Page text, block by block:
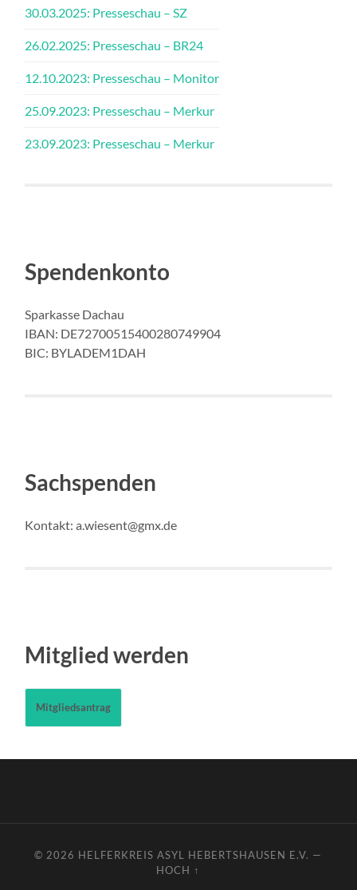
30.03.2025: Presseschau – SZ
26.02.2025: Presseschau – BR24
12.10.2023: Presseschau – Monitor
25.09.2023: Presseschau – Merkur
23.09.2023: Presseschau – Merkur
Spendenkonto
Sparkasse Dachau
IBAN: DE72700515400280749904
BIC: BYLADEM1DAH
Sachspenden
Kontakt: a.wiesent@gmx.de
Mitglied werden
Mitgliedsantrag
© 2026 HELFERKREIS ASYL HEBERTSHAUSEN E.V. —
HOCH ↑